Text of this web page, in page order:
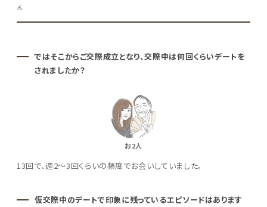
ん
ではそこからご交際成立となり、交際中は何回くらいデートを
されましたか？
お2人
13回で、週2～3回くらいの頻度でお会いしていました。
仮交際中のデートで印象に残っているエピソードはあります